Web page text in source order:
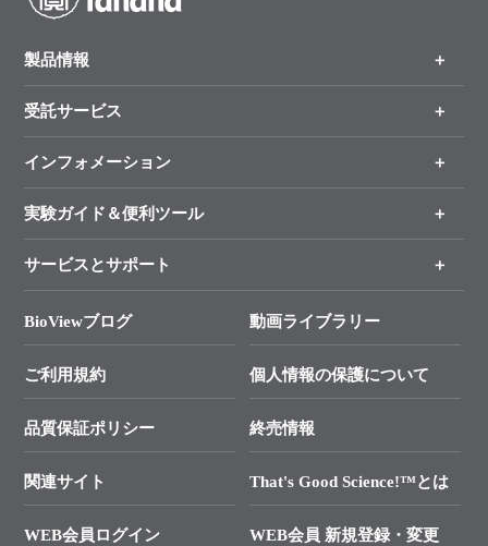
製品情報
製品一覧
手法から製品を探す
新製品情報
受託サービス
オンライン注文
インフォメーション
キャンペーン
タカラバイオ各種会員募集のお知らせ
終売製品のお知らせ
価格改定のご案内
技術セミナーのご案内
タカラバイオ発表文献
実験ガイド＆便利ツール
リアルタイムPCR実験のススメ
幹細胞・再生医療研究ガイド
クローニング実験ガイド
SMARTer NGSポータルサイト
プライマー設計
制限酵素切断サイトの検索
サービスとサポート
総合お問い合わせ
├ 実験コンシェルジュ
├ 受託サービスお問い合わせ
BioViewブログ 動画ライブラリー
ご利用規約 個人情報の保護について
品質保証ポリシー 終売情報
関連サイト That's Good Science!™とは
WEB会員ログイン WEB会員 新規登録・変更